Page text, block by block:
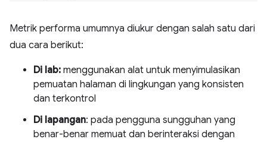
Metrik performa umumnya diukur dengan salah satu dari
dua cara berikut:
Di lab: menggunakan alat untuk menyimulasikan
pemuatan halaman di lingkungan yang konsisten
dan terkontrol
Di lapangan: pada pengguna sungguhan yang
benar-benar memuat dan berinteraksi dengan